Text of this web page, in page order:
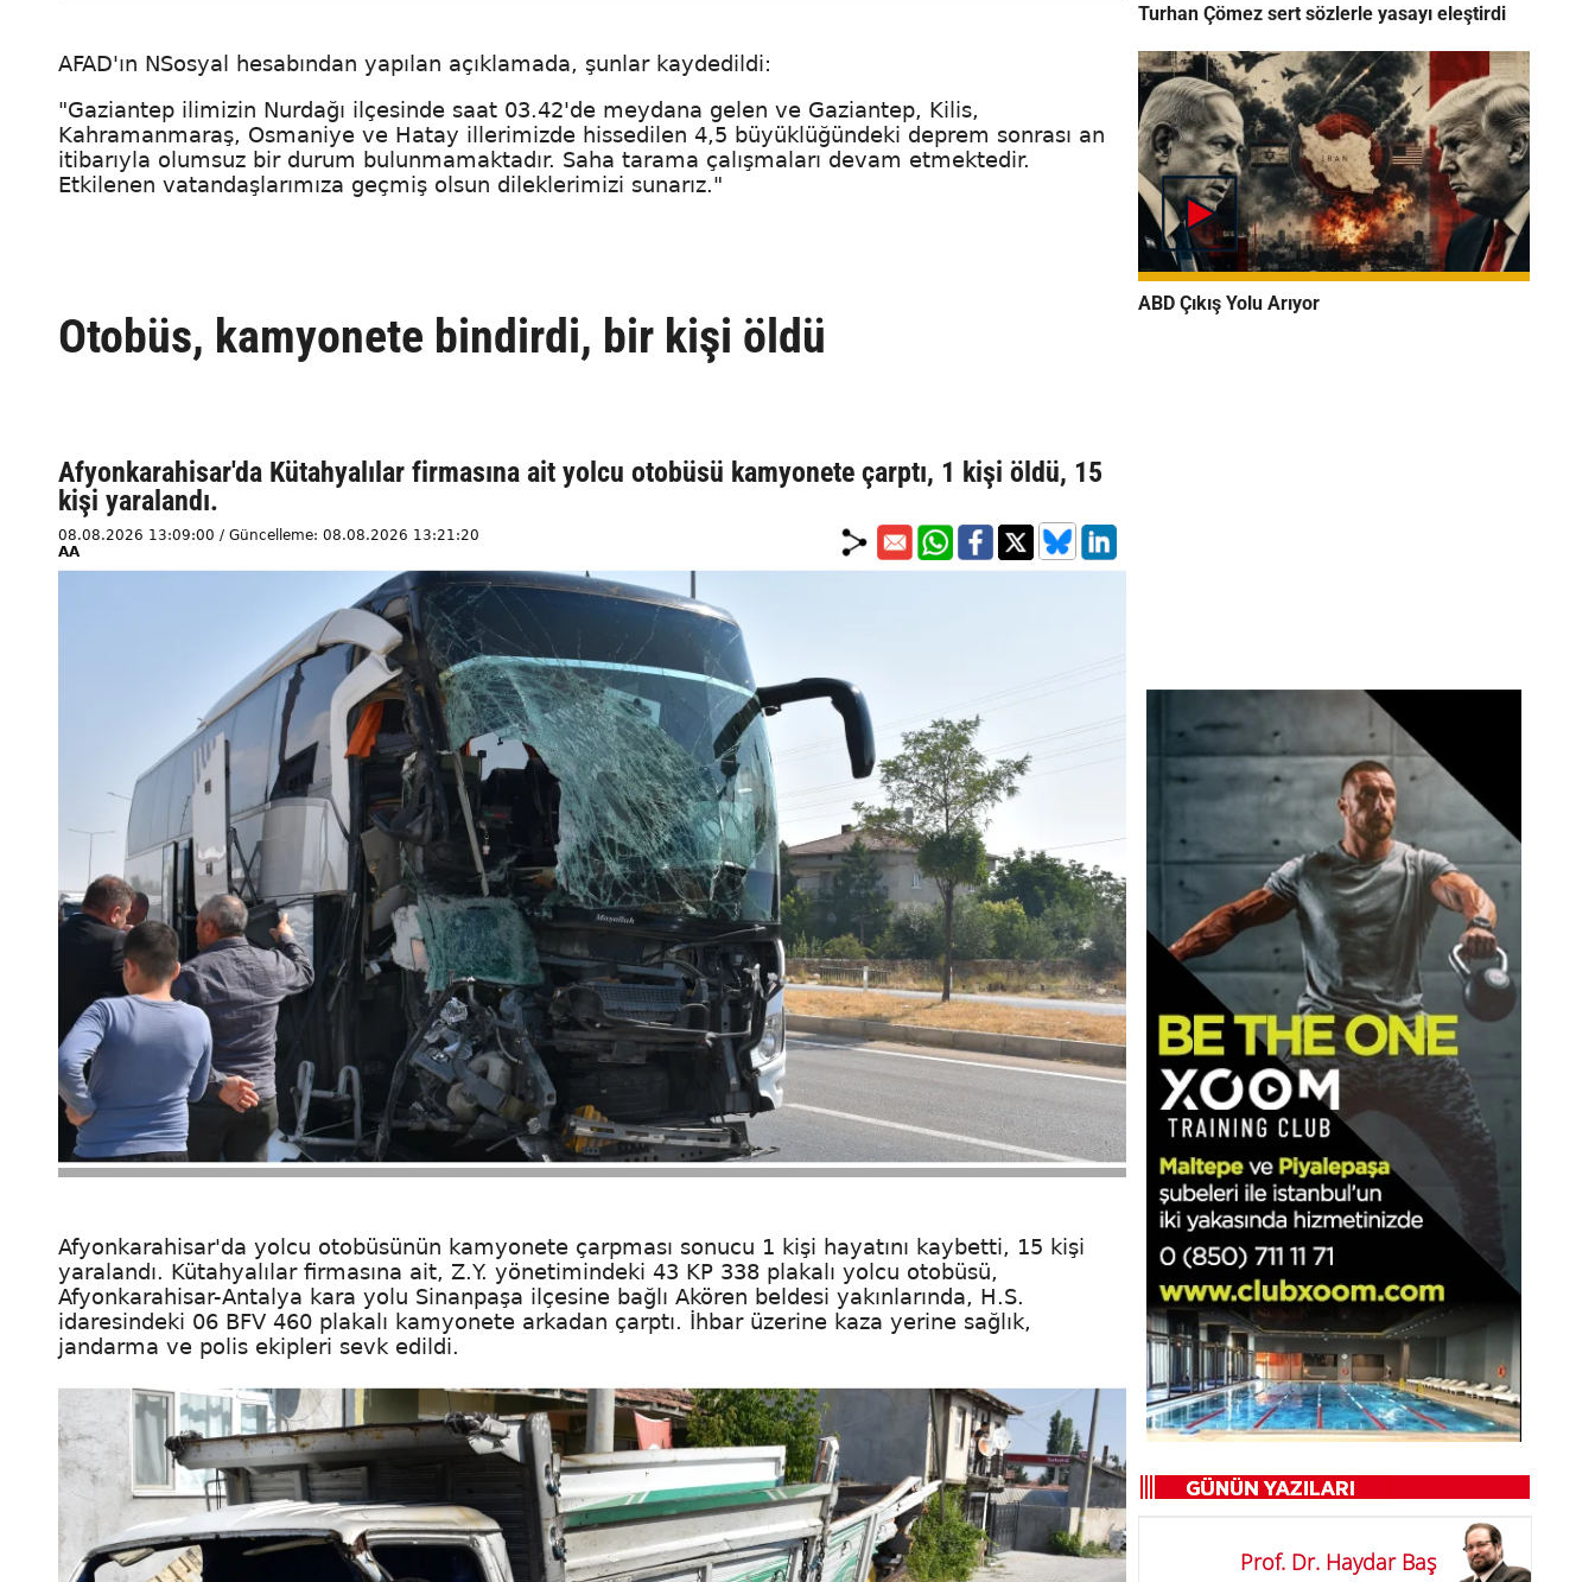
AFAD'ın NSosyal hesabından yapılan açıklamada, şunlar kaydedildi:
"Gaziantep ilimizin Nurdağı ilçesinde saat 03.42'de meydana gelen ve Gaziantep, Kilis,
Kahramanmaraş, Osmaniye ve Hatay illerimizde hissedilen 4,5 büyüklüğündeki deprem sonrası an
itibarıyla olumsuz bir durum bulunmamaktadır. Saha tarama çalışmaları devam etmektedir.
Etkilenen vatandaşlarımıza geçmiş olsun dileklerimizi sunarız."
Otobüs, kamyonete bindirdi, bir kişi öldü
Afyonkarahisar'da Kütahyalılar firmasına ait yolcu otobüsü kamyonete çarptı, 1 kişi öldü, 15
kişi yaralandı.
08.08.2026 13:09:00 / Güncelleme: 08.08.2026 13:21:20
AA
Afyonkarahisar'da yolcu otobüsünün kamyonete çarpması sonucu 1 kişi hayatını kaybetti, 15 kişi
yaralandı. Kütahyalılar firmasına ait, Z.Y. yönetimindeki 43 KP 338 plakalı yolcu otobüsü,
Afyonkarahisar-Antalya kara yolu Sinanpaşa ilçesine bağlı Akören beldesi yakınlarında, H.S.
idaresindeki 06 BFV 460 plakalı kamyonete arkadan çarptı. İhbar üzerine kaza yerine sağlık,
jandarma ve polis ekipleri sevk edildi.
Turhan Çömez sert sözlerle yasayı eleştirdi
ABD Çıkış Yolu Arıyor
Prof. Dr. Haydar Baş